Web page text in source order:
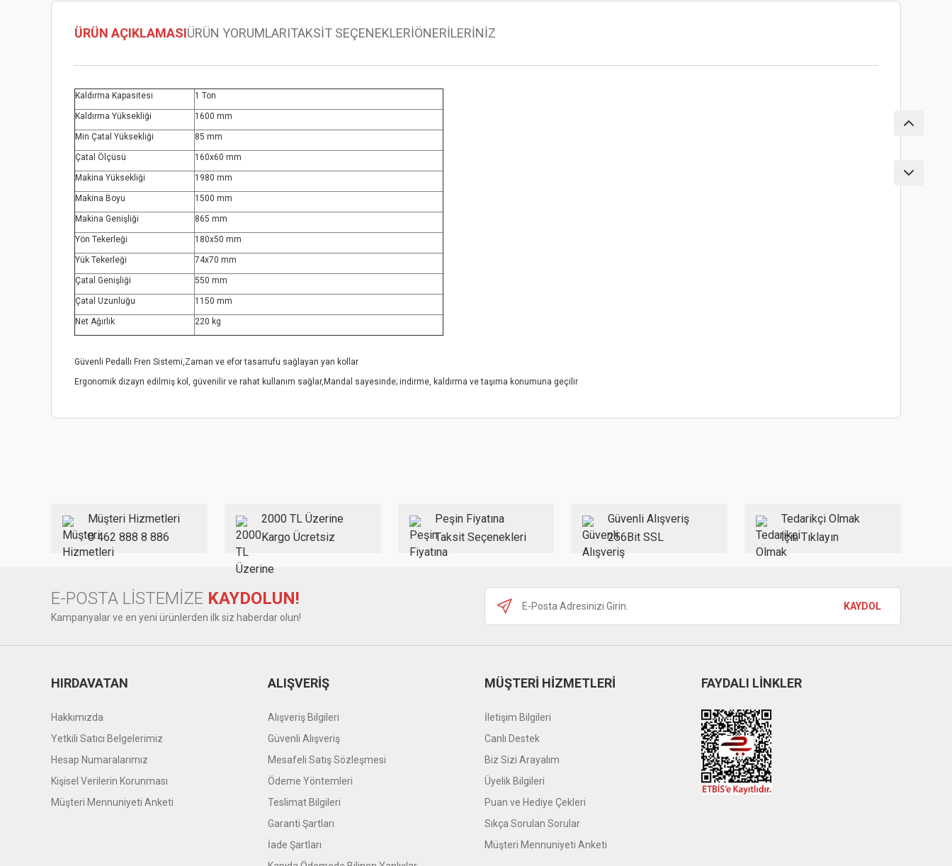
ÜRÜN AÇIKLAMASIÜRÜN YORUMLARITAKSİT SEÇENEKLERİÖNERİLERİNİZ
Kaldırma Kapasitesi 1 Ton
Kaldırma Yüksekliği 1600 mm
Min Çatal Yüksekliği 85 mm
Çatal Ölçüsü 160x60 mm
Makina Yüksekliği 1980 mm
Makina Boyu 1500 mm
Makina Genişliği 865 mm
Yön Tekerleği 180x50 mm
Yük Tekerleği 74x70 mm
Çatal Genişliği 550 mm
Çatal Uzunluğu 1150 mm
Net Ağırlık 220 kg
Güvenli Pedallı Fren Sistemi,Zaman ve efor tasarrufu sağlayan yan kollar
Ergonomik dizayn edilmiş kol, güvenilir ve rahat kullanım sağlar,Mandal sayesinde; indirme, kaldırma ve taşıma konumuna geçilir
Ürün bilgilerinde hatalar bulunuyor.
Ürün fiyatı diğer sitelerden daha pahalı.
Bu ürüne benzer farklı alternatifler olmalı.
Gönder
Müşteri Hizmetleri
0 462 888 8 886
2000 TL Üzerine
Kargo Ücretsiz
Peşin Fiyatına
Taksit Seçenekleri
Güvenli Alışveriş
256Bit SSL
Tedarikçi Olmak
İçin Tıklayın
E-POSTA LİSTEMİZE KAYDOLUN!
Kampanyalar ve en yeni ürünlerden ilk siz haberdar olun!
KAYDOL
HIRDAVATAN
Hakkımızda
Yetkili Satıcı Belgelerimiz
Hesap Numaralarımız
Kişisel Verilerin Korunması
Müşteri Mennuniyeti Anketi
ALIŞVERİŞ
Alışveriş Bilgileri
Güvenli Alışveriş
Mesafeli Satış Sözleşmesi
Ödeme Yöntemleri
Teslimat Bilgileri
Garanti Şartları
İade Şartları
MÜŞTERİ HİZMETLERİ
İletişim Bilgileri
Canlı Destek
Biz Sizi Arayalım
Üyelik Bilgileri
Puan ve Hediye Çekleri
Sıkça Sorulan Sorular
Müşteri Mennuniyeti Anketi
FAYDALI LİNKLER